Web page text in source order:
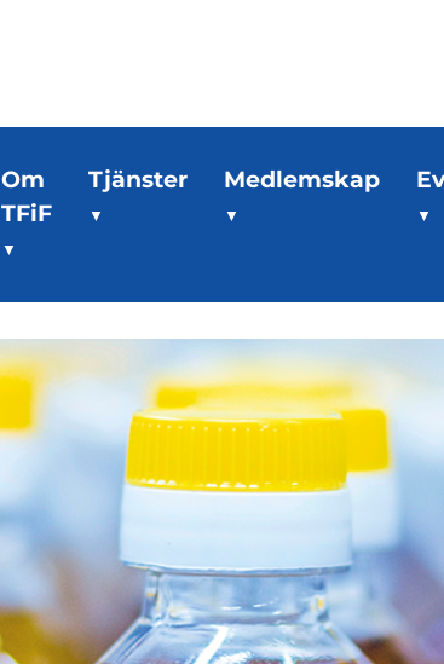
Om
TFiF
Tjänster Medlemskap